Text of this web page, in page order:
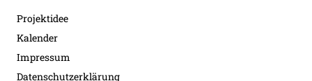
Projektidee
Kalender
Impressum
Datenschutzerklärung